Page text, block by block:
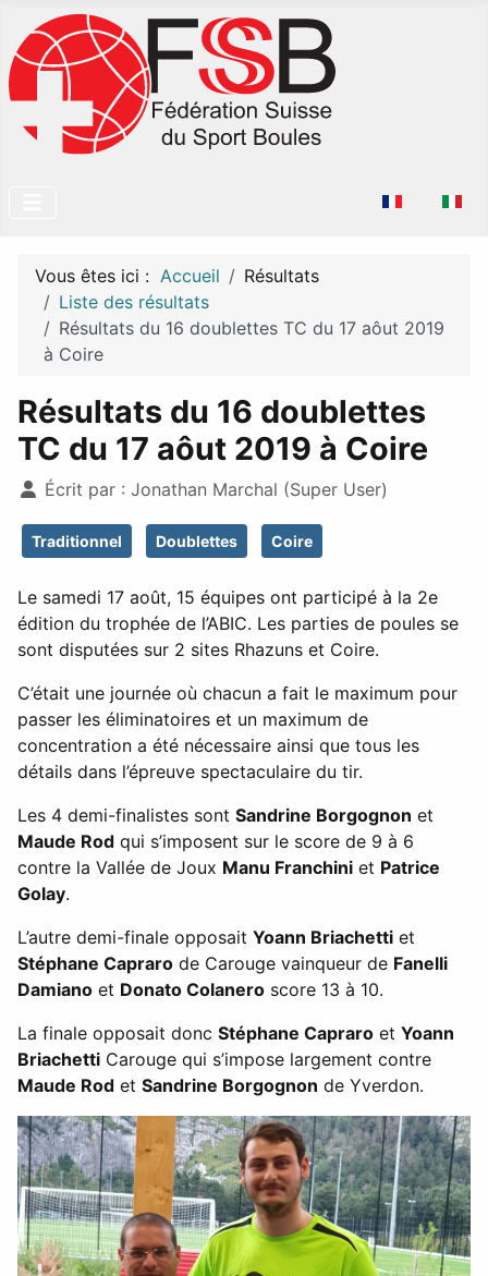
Sélectionnez
Vous êtes ici : Accueil
Résultats
Liste des résultats
Résultats du 16 doublettes TC du 17 aôut 2019
à Coire
Résultats du 16 doublettes
TC du 17 aôut 2019 à Coire
DétailsÉcrit par : Jonathan Marchal (Super User)
Traditionnel Doublettes Coire
Le samedi 17 août, 15 équipes ont participé à la 2e
édition du trophée de l’ABIC. Les parties de poules se
sont disputées sur 2 sites Rhazuns et Coire.
C’était une journée où chacun a fait le maximum pour
passer les éliminatoires et un maximum de
concentration a été nécessaire ainsi que tous les
détails dans l’épreuve spectaculaire du tir.
Les 4 demi-finalistes sont Sandrine Borgognon et
Maude Rod qui s’imposent sur le score de 9 à 6
contre la Vallée de Joux Manu Franchini et Patrice
Golay.
L’autre demi-finale opposait Yoann Briachetti et
Stéphane Capraro de Carouge vainqueur de Fanelli
Damiano et Donato Colanero score 13 à 10.
La finale opposait donc Stéphane Capraro et Yoann
Briachetti Carouge qui s’impose largement contre
Maude Rod et Sandrine Borgognon de Yverdon.